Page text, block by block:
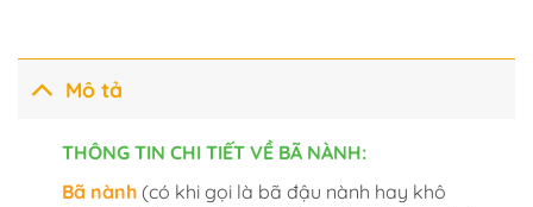
Mô tả
THÔNG TIN CHI TIẾT VỀ BÃ NÀNH:
Bã nành(có khi gọi là bã đậu nành hay khô